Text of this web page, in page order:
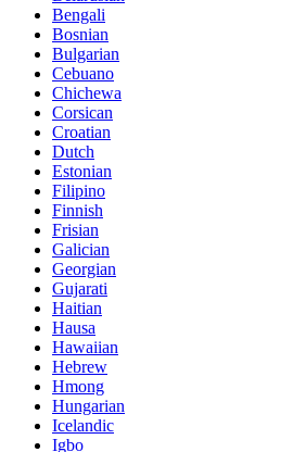
Bengali
Bosnian
Bulgarian
Cebuano
Chichewa
Corsican
Croatian
Dutch
Estonian
Filipino
Finnish
Frisian
Galician
Georgian
Gujarati
Haitian
Hausa
Hawaiian
Hebrew
Hmong
Hungarian
Icelandic
Igbo